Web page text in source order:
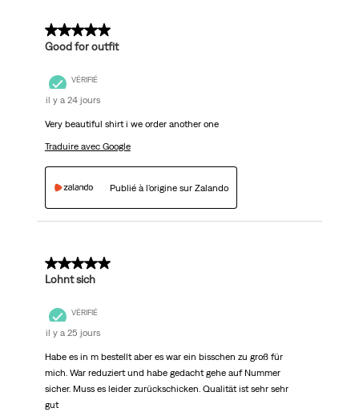
5 sur 5 étoiles.
Good for outfit
VÉRIFIÉ
il y a 24 jours
Very beautiful shirt i we order another one
Traduire avec Google
Publié à l'origine sur Zalando
5 sur 5 étoiles.
Lohnt sich
VÉRIFIÉ
il y a 25 jours
Habe es in m bestellt aber es war ein bisschen zu groß für
mich. War reduziert und habe gedacht gehe auf Nummer
sicher. Muss es leider zurückschicken. Qualität ist sehr sehr
gut